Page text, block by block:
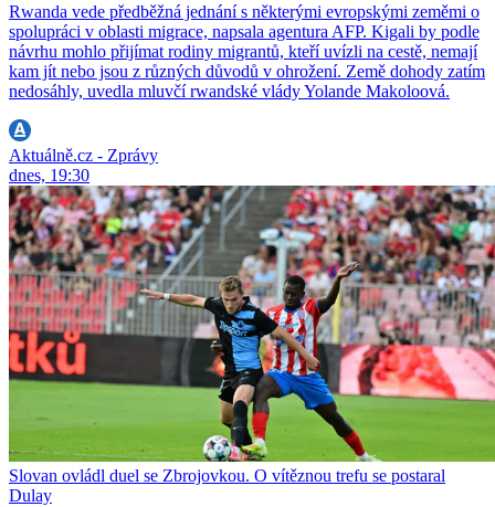
Rwanda vede předběžná jednání s některými evropskými zeměmi o
spolupráci v oblasti migrace, napsala agentura AFP. Kigali by podle
návrhu mohlo přijímat rodiny migrantů, kteří uvízli na cestě, nemají
kam jít nebo jsou z různých důvodů v ohrožení. Země dohody zatím
nedosáhly, uvedla mluvčí rwandské vlády Yolande Makoloová.
Aktuálně.cz - Zprávy
dnes, 19:30
Slovan ovládl duel se Zbrojovkou. O vítěznou trefu se postaral
Dulay